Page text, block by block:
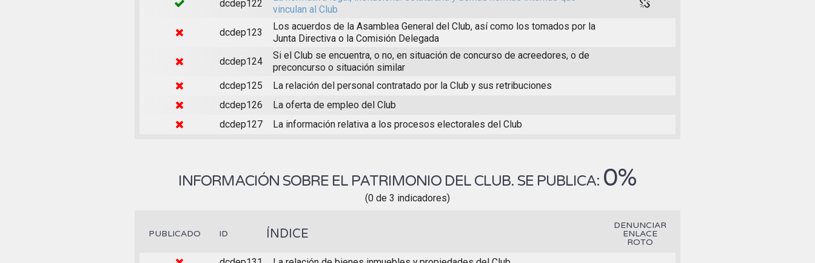
dcdep122
vinculan al Club
dcdep123
Los acuerdos de la Asamblea General del Club, así como los tomados por la
Junta Directiva o la Comisión Delegada
dcdep124
Si el Club se encuentra, o no, en situación de concurso de acreedores, o de
preconcurso o situación similar
dcdep125
La relación del personal contratado por la Club y sus retribuciones
dcdep126
La oferta de empleo del Club
dcdep127
La información relativa a los procesos electorales del Club
INFORMACIÓN SOBRE EL PATRIMONIO DEL CLUB. SE PUBLICA: 0%
(0 de 3 indicadores)
PUBLICADO ID ÍNDICE
DENUNCIAR
ENLACE
ROTO